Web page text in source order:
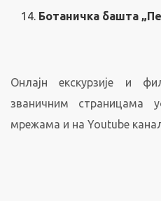
Ботаничка башта
Онлајн екскурзије и
званичним страницама
мрежама и на Youtube